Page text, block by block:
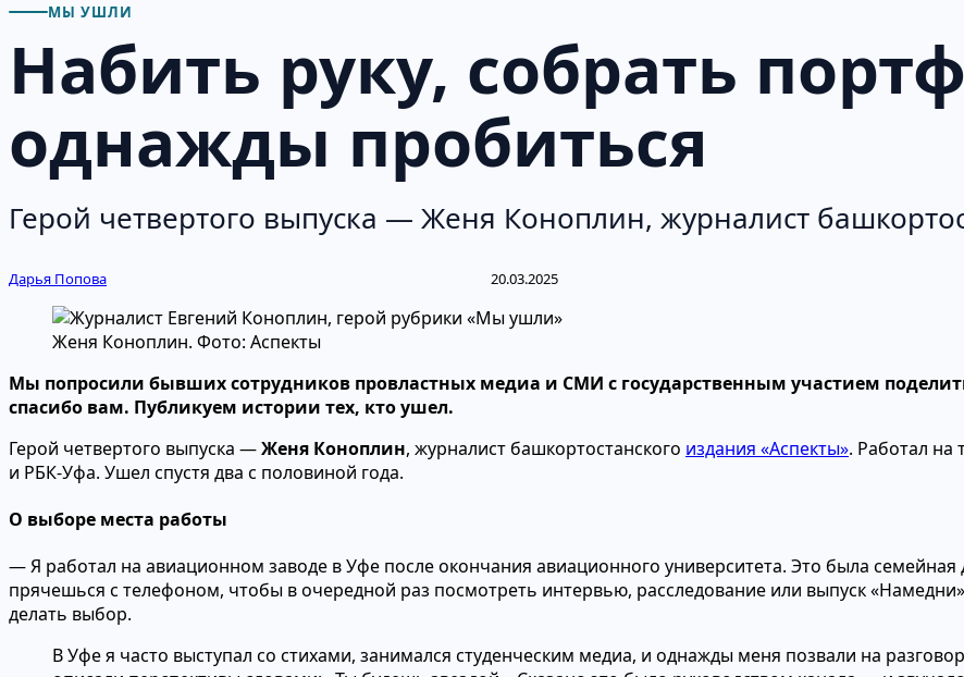
МЫ УШЛИ
Набить руку, собрать
однажды пробиться
Герой четвертого выпуска — Женя Коноплин, журналист
Дарья Попова 20.03.2025
Женя Коноплин. Фото: Аспекты
Мы попросили бывших сотрудников провластных медиа и СМИ с государственным участием
спасибо вам. Публикуем истории тех, кто ушел.
Герой четвертого выпуска —Женя Коноплин, журналист башкортостанского издания «Аспекты». Работал на
и РБК-Уфа. Ушел спустя два с половиной года.
О выборе места работы
— Я работал на авиационном заводе в Уфе после окончания авиационного университета. Это была
прячешься с телефоном, чтобы в очередной раз посмотреть интервью, расследование или выпуск
делать выбор.
В Уфе я часто выступал со стихами, занимался студенческим медиа, и однажды меня позвали на